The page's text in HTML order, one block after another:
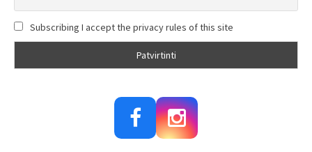
Subscribing I accept the privacy rules of this site